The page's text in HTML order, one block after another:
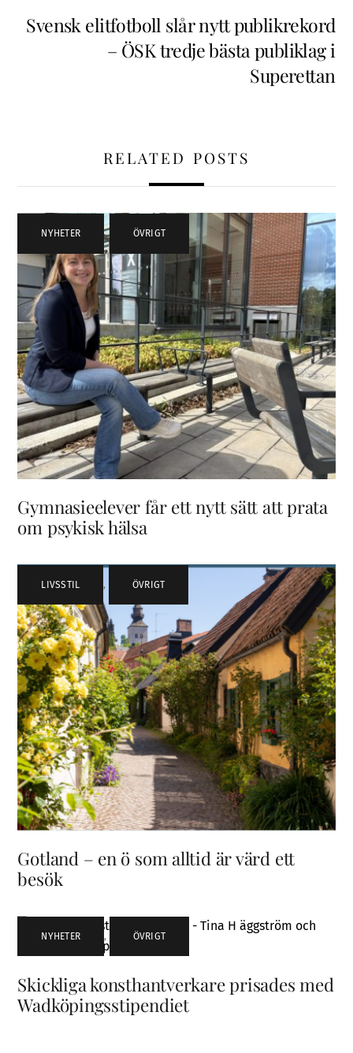
Svensk elitfotboll slår nytt publikrekord
– ÖSK tredje bästa publiklag i
Superettan
RELATED POSTS
NYHETER , ÖVRIGT
Gymnasieelever får ett nytt sätt att prata
om psykisk hälsa
LIVSSTIL , ÖVRIGT
Gotland – en ö som alltid är värd ett
besök
NYHETER , ÖVRIGT
Skickliga konsthantverkare prisades med
Wadköpingsstipendiet